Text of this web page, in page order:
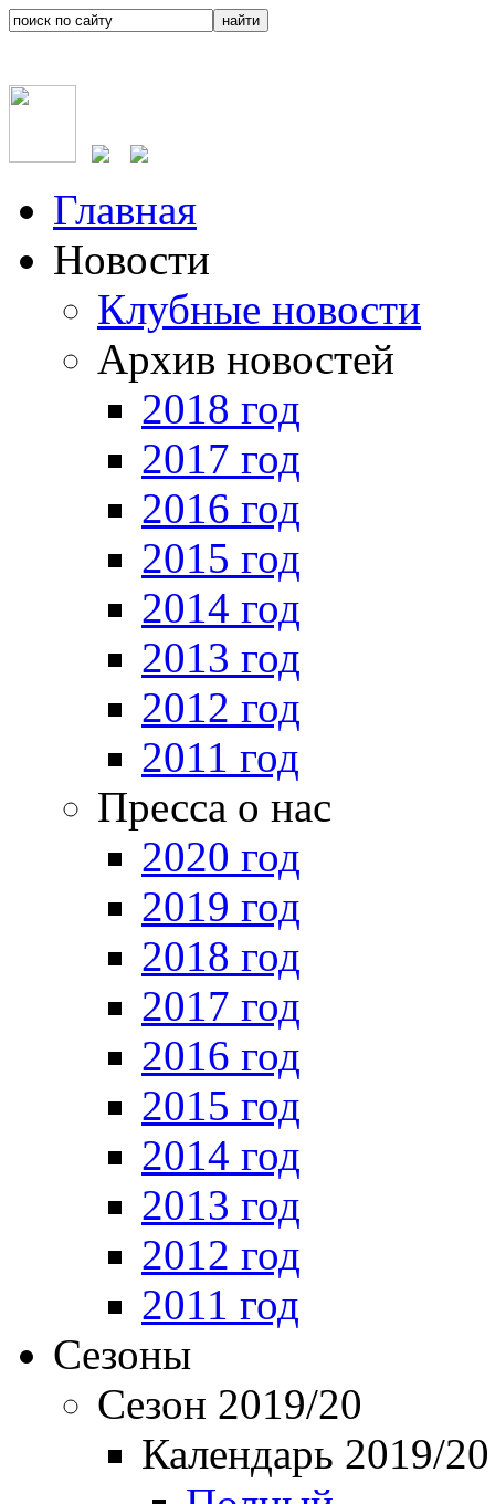
Главная
Новости
Клубные новости
Архив новостей
2018 год
2017 год
2016 год
2015 год
2014 год
2013 год
2012 год
2011 год
Пресса о нас
2020 год
2019 год
2018 год
2017 год
2016 год
2015 год
2014 год
2013 год
2012 год
2011 год
Сезоны
Сезон 2019/20
Календарь 2019/20